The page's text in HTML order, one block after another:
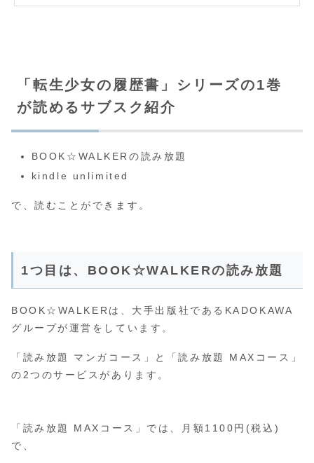
「転生少女の履歴書」シリーズの1巻
が読めるサブスク紹介
BOOK☆WALKERの読み放題
kindle unlimited
で、読むことができます。
1つ目は、BOOK☆WALKERの読み放題
BOOK☆WALKERは、大手出版社であるKADOKAWA
グループが運営をしています。
「読み放題 マンガコース」と「読み放題 MAXコース」
の2つのサービスがあります。
「読み放題 MAXコース」では、月額1100円(税込)
で、